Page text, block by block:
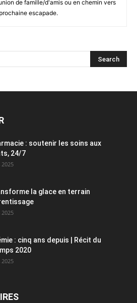
de famille/d'amis ou en chemin vers
escapade.
: soutenir les soins aux
24/7
2025
la glace en terrain
2025
: cinq ans depuis | Récit du
2020
2025